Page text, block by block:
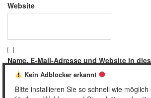
Website
Name, E-Mail-Adresse und Website in
meinen nächsten Kommentar speichern.
Kein Adblocker erkannt
Bitte installieren Sie so schnell wie